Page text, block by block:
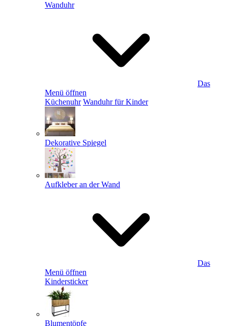
Wanduhr
Das
Menü öffnen
Küchenuhr Wanduhr für Kinder
Dekorative Spiegel
Aufkleber an der Wand
Das
Menü öffnen
Kindersticker
Blumentöpfe